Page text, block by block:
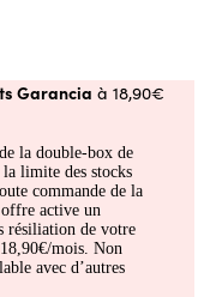
Garancia à 18,90€
la double-box de
la limite des stocks
commande de la
active un
résiliation de votre
mois. Non
avec d’autres